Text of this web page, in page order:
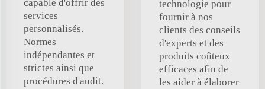
capable d'offrir des
services
personnalisés.
Normes
indépendantes et
strictes ainsi que
procédures d'audit.
technologie pour
fournir à nos
clients des conseils
d'experts et des
produits coûteux
efficaces afin de
les aider à élaborer